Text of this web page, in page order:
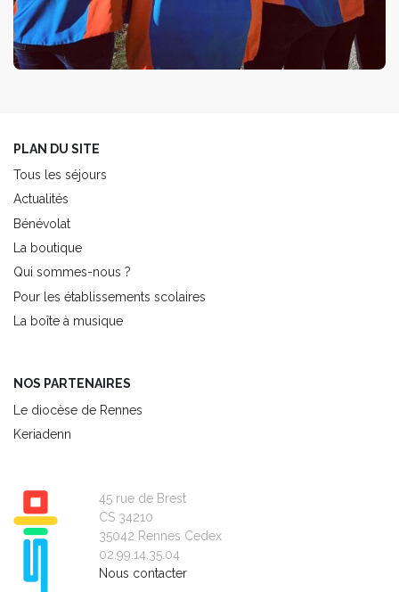
PLAN DU SITE
Tous les séjours
Actualités
Bénévolat
La boutique
Qui sommes-nous ?
Pour les établissements scolaires
La boîte à musique
NOS PARTENAIRES
Le diocèse de Rennes
Keriadenn
45 rue de Brest
CS 34210
35042 Rennes Cedex
02.99.14.35.04
Nous contacter